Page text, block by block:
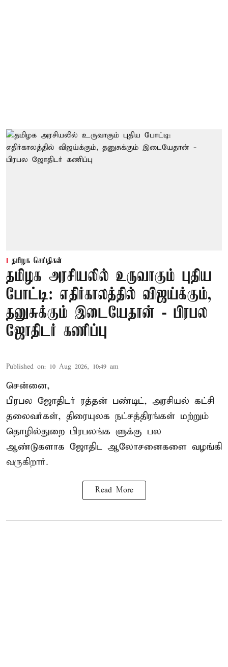
தமிழக செய்திகள்
தமிழக அரசியலில் உருவாகும் புதிய
போட்டி: எதிர்காலத்தில் விஜய்க்கும்,
தனுசுக்கும் இடையேதான் - பிரபல
ஜோதிடர் கணிப்பு
Published on: 10 Aug 2026, 10:49 am
சென்னை,
பிரபல ஜோதிடர் ரத்தன் பண்டிட், அரசியல் கட்சி
தலைவர்கள், திரையுலக நட்சத்திரங்கள் மற்றும்
தொழில்துறை பிரபலங்க ளுக்கு பல
ஆண்டுகளாக ஜோதிட ஆலோசனைகளை வழங்கி
வருகிறார்.
Read More